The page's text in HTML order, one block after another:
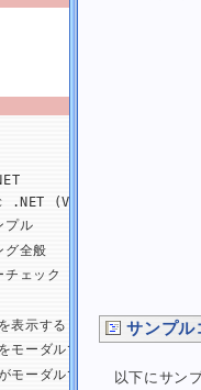
(VB.NET)
プル
グ全般
チェック
表示する
モーダルで表示する
モーダルで表示されているか
サンプル
以下にサン